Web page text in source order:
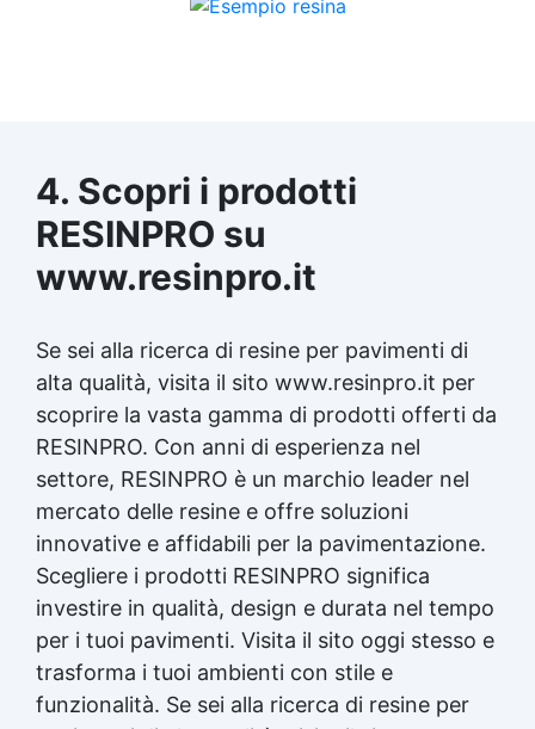
4. Scopri i prodotti
RESINPRO su
www.resinpro.it
Se sei alla ricerca di resine per pavimenti di
alta qualità, visita il sito www.resinpro.it per
scoprire la vasta gamma di prodotti offerti da
RESINPRO. Con anni di esperienza nel
settore, RESINPRO è un marchio leader nel
mercato delle resine e offre soluzioni
innovative e affidabili per la pavimentazione.
Scegliere i prodotti RESINPRO significa
investire in qualità, design e durata nel tempo
per i tuoi pavimenti. Visita il sito oggi stesso e
trasforma i tuoi ambienti con stile e
funzionalità. Se sei alla ricerca di resine per